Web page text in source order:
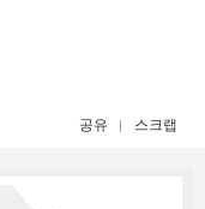
공유 스크랩